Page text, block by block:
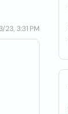
3:31 PM